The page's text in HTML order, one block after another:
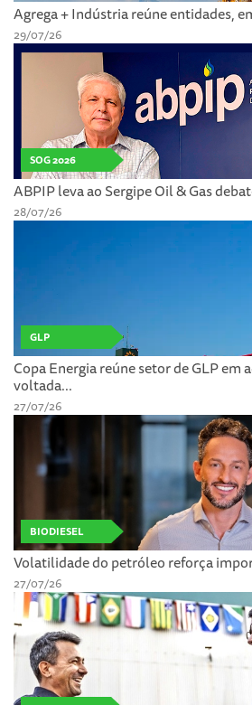
Agrega + Indústria reúne entidades,
29/07/26
SOG 2026
ABPIP leva ao Sergipe Oil & Gas
28/07/26
GLP
Copa Energia reúne setor de GLP em
voltada...
27/07/26
BIODIESEL
Volatilidade do petróleo reforça
27/07/26